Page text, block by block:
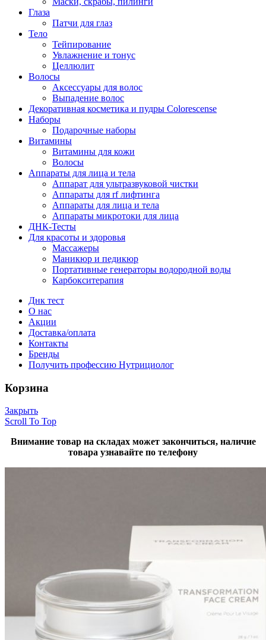
Глаза
Патчи для глаз
Тело
Тейпирование
Увлажнение и тонус
Целлюлит
Волосы
Аксессуары для волос
Выпадение волос
Декоративная косметика и пудры Colorescense
Наборы
Подарочные наборы
Витамины
Витамины для кожи
Волосы
Аппараты для лица и тела
Аппарат для ультразвуковой чистки
Аппараты для rf лифтинга
Аппараты для лица и тела
Аппараты микротоки для лица
ДНК-Тесты
Для красоты и здоровья
Массажеры
Маникюр и педикюр
Портативные генераторы водородной воды
Карбокситерапия
Днк тест
О нас
Акции
Доставка/оплата
Контакты
Бренды
Получить профессию Нутрициолог
Корзина
Закрыть
Scroll To Top
Внимание товар на складах может закончиться, наличие
товара узнавайте по телефону